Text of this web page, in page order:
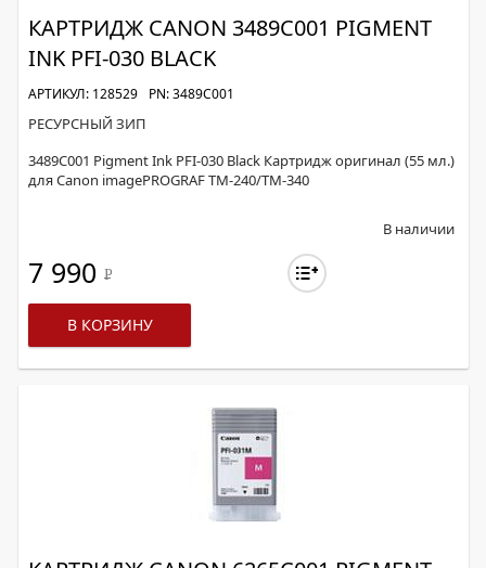
КАРТРИДЖ CANON 3489C001 PIGMENT
INK PFI-030 BLACK
АРТИКУЛ: 128529 PN: 3489C001
РЕСУРСНЫЙ ЗИП
3489C001 Pigment Ink PFI-030 Black Картридж оригинал (55 мл.)
для Canon imagePROGRAF TM-240/TM-340
В наличии
7 990 Р
В КОРЗИНУ